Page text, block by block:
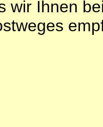
wir Ihnen